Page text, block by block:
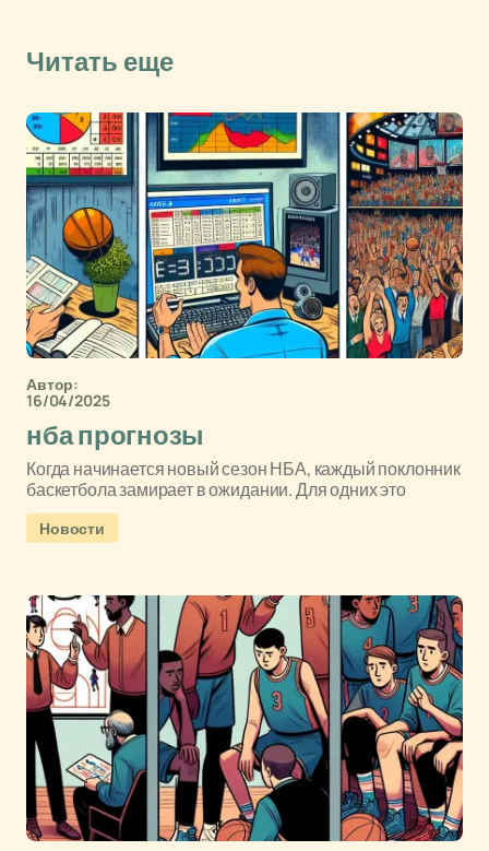
Читать еще
Автор:
16/04/2025
нба прогнозы
Когда начинается новый сезон НБА, каждый поклонник
баскетбола замирает в ожидании. Для одних это
Новости